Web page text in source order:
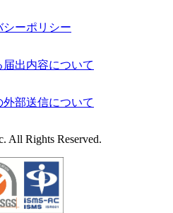
シーポリシー
出内容について
部送信について
All Rights Reserved.